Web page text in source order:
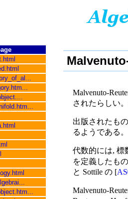
Malvenuto-
されたらしい
出版されたも
るようである。
代数的には, 標
を定義したも
と Sottile の [
Malvenuto-